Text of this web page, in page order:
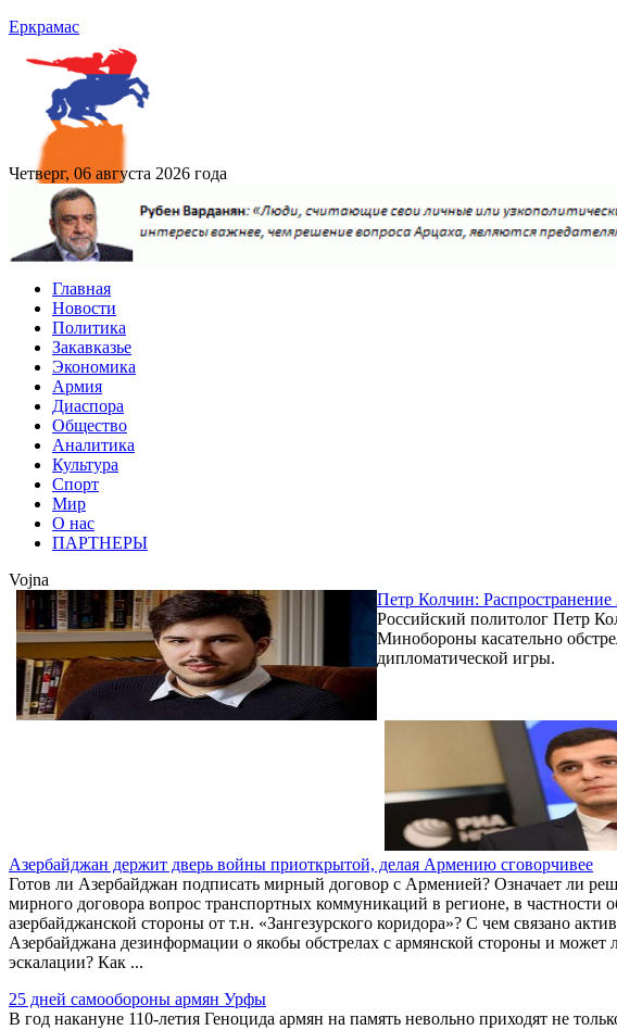
Еркрамас
Четверг, 06 августа 2026 года
Главная
Новости
Политика
Закавказье
Экономика
Армия
Диаспора
Общество
Аналитика
Культура
Спорт
Мир
О нас
ПАРТНЕРЫ
Vojna
Петр Колчин:
Российский политолог Петр
Минобороны касательно
дипломатической игры.
Азербайджан держит дверь войны приоткрытой, делая Армению сговорчивее
Готов ли Азербайджан подписать мирный договор с Арменией? Означает ли
мирного договора вопрос транспортных коммуникаций в регионе, в частности
азербайджанской стороны от т.н. «Зангезурского коридора»? С чем связано
Азербайджана дезинформации о якобы обстрелах с армянской стороны и может
эскалации? Как ...
25 дней самообороны армян Урфы
В год накануне 110-летия Геноцида армян на память невольно приходят не